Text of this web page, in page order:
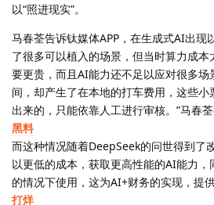
以“照进现实”。
马春荃告诉钛媒体APP，在生成式AI出现
了很多可以植入的场景，但当时算力成
要更贵，而且AI能力还不足以应对很多场
间，却产生了在本地的打车费用，这些
出来的，只能依靠人工进行审核。”马春荃
黑料
而这种情况随着DeepSeek的问世得到了
以更低的成本，获取更高性能的AI能力
的情况下使用，这为AI+财务的实现，提
打烊